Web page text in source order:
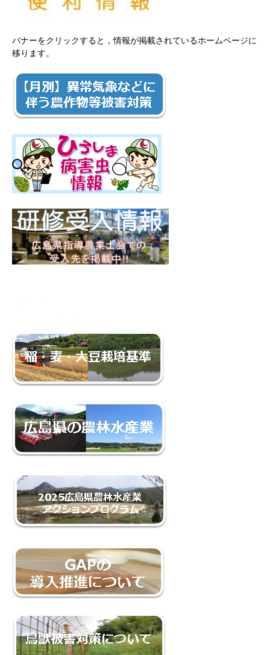
バナーをクリックすると，情報が掲載されているホームページに
移ります。